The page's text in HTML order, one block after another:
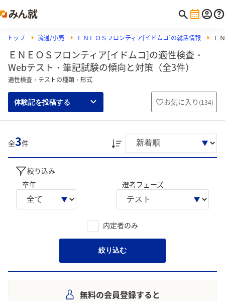
トップ 流通/小売 ＥＮＥＯＳフロンティア[イドムコ]の就活情報 Ｅ
ＥＮＥＯＳフロンティア[イドムコ]の適性検査・
Webテスト・筆記試験の傾向と対策（全3件）
適性検査・テストの種類・形式
体験記を投稿する お気に入り (134)
全3件
絞り込み
卒年
選考フェーズ
内定者のみ
絞り込む
無料の会員登録すると